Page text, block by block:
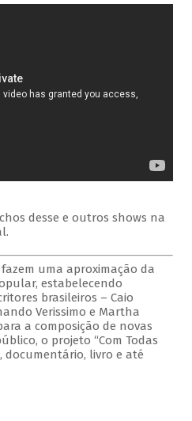
desse e outros shows na
uma aproximação da
estabelecendo
brasileiros – Caio
Verissimo e Martha
a composição de novas
o projeto “Com Todas
documentário, livro e até